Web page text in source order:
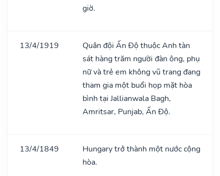
giờ.
13/4/1919
Quân đội Ấn Độ thuộc Anh tàn
sát hàng trăm người đàn ông, phụ
nữ và trẻ em không vũ trang đang
tham gia một buổi họp mặt hòa
bình tại Jallianwala Bagh,
Amritsar, Punjab, Ấn Độ.
13/4/1849
Hungary trở thành một nước cộng
hòa.